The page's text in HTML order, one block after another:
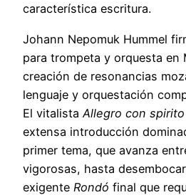
característica escritura.
Johann Nepomuk Hummel
para trompeta y orquesta en
creación de resonancias
lenguaje y orquestación
El vitalista Allegro con spirito
extensa introducción
primer tema, que avanza
vigorosas, hasta
exigente Rondó final que